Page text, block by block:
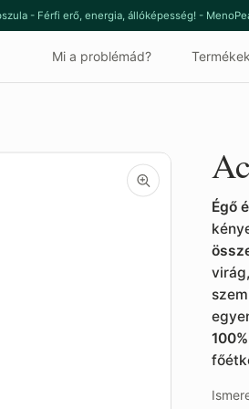
- Férfi erő, energia, állóképesség! -
Mi a problémád? Termékek
Égő